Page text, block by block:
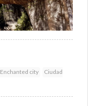
Enchanted city
Ciudad